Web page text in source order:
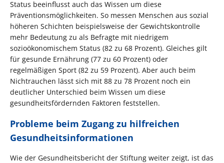
Status beeinflusst auch das Wissen um diese
Präventionsmöglichkeiten. So messen Menschen aus sozial
höheren Schichten beispielsweise der Gewichtskontrolle
mehr Bedeutung zu als Befragte mit niedrigem
sozioökonomischem Status (82 zu 68 Prozent). Gleiches gilt
für gesunde Ernährung (77 zu 60 Prozent) oder
regelmäßigen Sport (82 zu 59 Prozent). Aber auch beim
Nichtrauchen lässt sich mit 88 zu 78 Prozent noch ein
deutlicher Unterschied beim Wissen um diese
gesundheitsfördernden Faktoren feststellen.
Probleme beim Zugang zu hilfreichen
Gesundheitsinformationen
Wie der Gesundheitsbericht der Stiftung weiter zeigt, ist das